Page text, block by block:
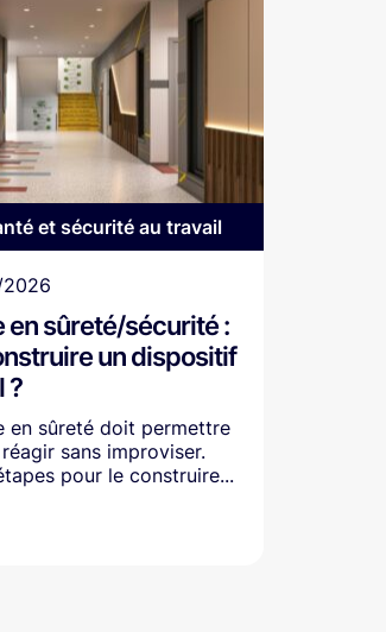
et sécurité au travail
en sûreté/sécurité :
un dispositif
?
en sûreté doit permettre
sans improviser.
pour le construire...